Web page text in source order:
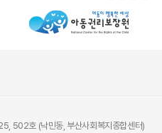
502호 (낙민동, 부산사회복지종합센터)